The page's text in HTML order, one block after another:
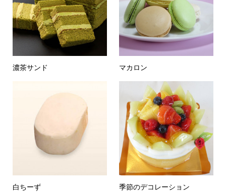
濃茶サンド マカロン
白ちーず 季節のデコレーション